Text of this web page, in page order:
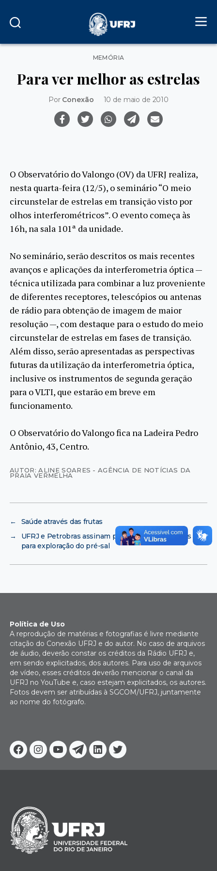
Categorias
MEMÓRIA
Para ver melhor as estrelas
Por Conexão 10 de maio de 2010
O Observatório do Valongo (OV) da UFRJ realiza,
nesta quarta-feira (12/5), o seminário “O meio
circunstelar de estrelas em transição visto por
olhos interferométricos”. O evento começa às
16h, na sala 101ª da unidade.
No seminário, serão descritos os mais recentes
avanços e aplicações da interferometria óptica —
técnica utilizada para combinar a luz proveniente
de diferentes receptores, telescópios ou antenas
de rádio para obtenção de imagem de maior
resolução —, com destaque para o estudo do meio
circunstelar de estrelas em fases de transição.
Além disso, serão apresentadas as perspectivas
futuras da utilização da interferometria óptica,
inclusive os instrumentos de segunda geração
para o VLTI, que estarão em breve em
funcionamento.
O Observatório do Valongo fica na Ladeira Pedro
Antônio, 43, Centro.
AUTOR: ALINE SOARES - AGÊNCIA DE NOTÍCIAS DA
PRAIA VERMELHA
←
Saúde através das frutas
→
UFRJ e Petrobras assinam protocolo de intenções
para exploração do pré-sal
Facebook
Instagram
YoutubeTelegram
Linkedin
Twitter
Política de Uso
A reprodução de matérias e fotografias é livre mediante
citação do Conexão UFRJ e do autor. No caso de arquivos
de áudio, deverão constar os créditos da Rádio UFRJ e,
em sendo explicitados, dos autores. Para uso de arquivos
de vídeo, esses créditos deverão mencionar o canal da
UFRJ no YouTube e, caso estejam explicitados, os autores.
Fotos devem ser atribuídas à SGCOM/UFRJ, juntamente
ao nome do fotógrafo.